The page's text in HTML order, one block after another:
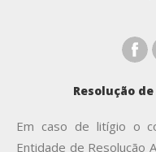
Resolução
Em caso de litígio o
Entidade de Resolução